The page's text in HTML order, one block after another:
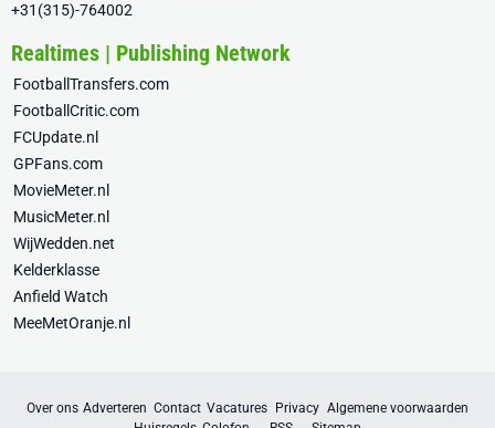
+31(315)-764002
Realtimes | Publishing Network
FootballTransfers.com
FootballCritic.com
FCUpdate.nl
GPFans.com
MovieMeter.nl
MusicMeter.nl
WijWedden.net
Kelderklasse
Anfield Watch
MeeMetOranje.nl
Over ons Adverteren Contact Vacatures Privacy Algemene voorwaarden